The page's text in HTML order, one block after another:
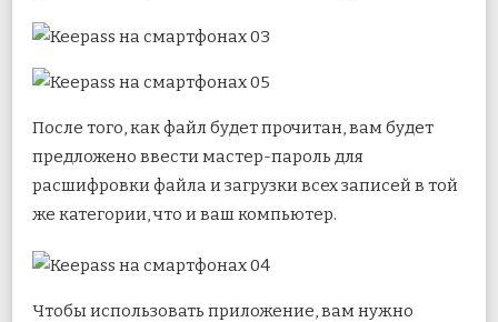
После того, как файл будет прочитан, вам будет
предложено ввести мастер-пароль для
расшифровки файла и загрузки всех записей в той
же категории, что и ваш компьютер.
Чтобы использовать приложение, вам нужно